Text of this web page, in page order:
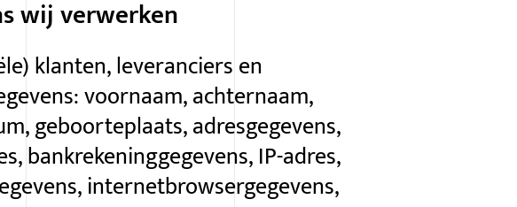
wij verwerken
klanten, leveranciers en
voornaam, achternaam,
geboorteplaats, adresgegevens,
, bankrekeninggegevens,IP-adres,
internetbrowsergegevens,